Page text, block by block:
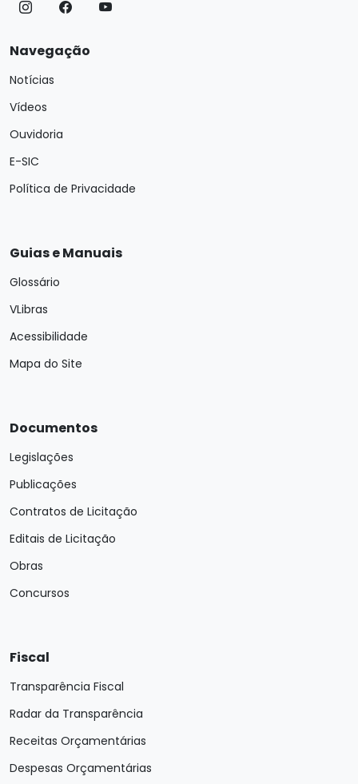
Navegação
Notícias
Vídeos
Ouvidoria
E-SIC
Política de Privacidade
Guias e Manuais
Glossário
VLibras
Acessibilidade
Mapa do Site
Documentos
Legislações
Publicações
Contratos de Licitação
Editais de Licitação
Obras
Concursos
Fiscal
Transparência Fiscal
Radar da Transparência
Receitas Orçamentárias
Despesas Orçamentárias